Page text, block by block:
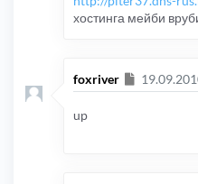
хостинга мейби
foxriver
up